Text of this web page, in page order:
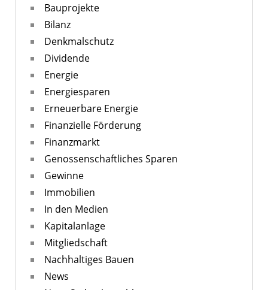
Bauprojekte
Bilanz
Denkmalschutz
Dividende
Energie
Energiesparen
Erneuerbare Energie
Finanzielle Förderung
Finanzmarkt
Genossenschaftliches Sparen
Gewinne
Immobilien
In den Medien
Kapitalanlage
Mitgliedschaft
Nachhaltiges Bauen
News